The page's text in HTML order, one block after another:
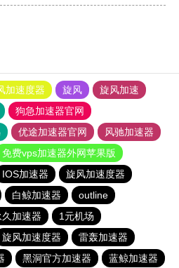
加速度器 旋风
旋风加速
狗急加速器官网
优途加速器官网
风驰加速器
免费vps加速器外网苹果版
IOS加速器
旋风加速度器
白鲸加速器
outline
加速器
1元机场
旋风加速度器
雷轰加速器
黑洞官方加速器 蓝鲸加速器